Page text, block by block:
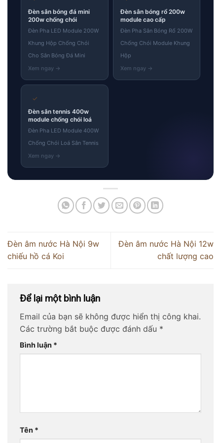
Đèn sân bóng đá mini
200w chống chói
Đèn Pha LED Module 200W
Khung Hộp Chống Chói
Cho Sân Bóng Đá Mini
Đèn sân bóng rổ 200w
module cao cấp
Đèn Pha Sân Bóng Rổ 200W
Chống Chói Module Khung
Hộp
✓
Đèn sân tennis 400w
module chống chói loá
Đèn Pha LED Module 400W
Chống Chói Loá Sân Tennis
Đèn âm nước Hà Nội 9w
chiếu hồ cá Koi
Đèn âm nước Hà Nội 12w
chất lượng cao
Để lại một bình luận
Email của bạn sẽ không được hiển thị công khai.
Các trường bắt buộc được đánh dấu *
Bình luận *
Tên *